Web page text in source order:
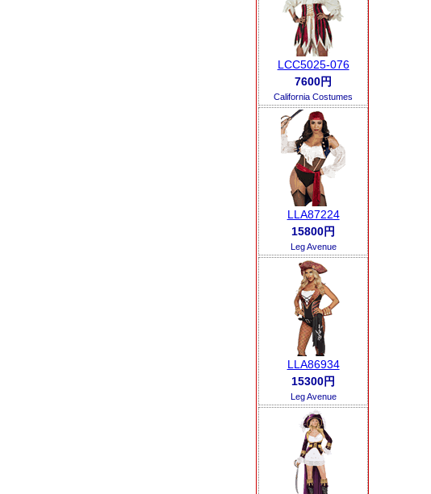
LCC5025-076
7600円
California Costumes
LLA87224
15800円
Leg Avenue
LLA86934
15300円
Leg Avenue